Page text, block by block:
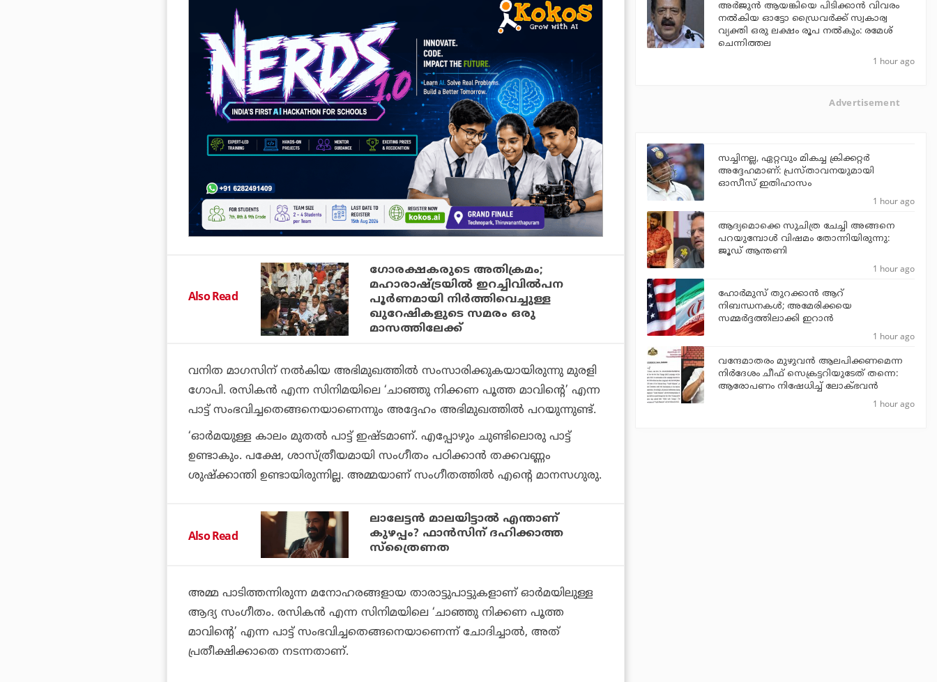
Also Read
ഗോരക്ഷകരുടെ അതിക്രമം;
മഹാരാഷ്ട്രയില്‍ ഇറച്ചിവില്‍പന
പൂര്‍ണമായി നിര്‍ത്തിവെച്ചുള്ള
ഖുറേഷികളുടെ സമരം ഒരു
മാസത്തിലേക്ക്
വനിത മാഗസിന് നല്‍കിയ അഭിമുഖത്തില്‍ സംസാരിക്കുകയായിരുന്നു മുരളി
ഗോപി. രസികന്‍ എന്ന സിനിമയിലെ ‘ചാഞ്ഞു നിക്കണ പൂത്ത മാവിന്റെ’ എന്ന
പാട്ട് സംഭവിച്ചതെങ്ങനെയാണെന്നും അദ്ദേഹം അഭിമുഖത്തില്‍ പറയുന്നുണ്ട്.
‘ഓര്‍മയുള്ള കാലം മുതല്‍ പാട്ട് ഇഷ്ടമാണ്. എപ്പോഴും ചുണ്ടിലൊരു പാട്ട്
ഉണ്ടാകും. പക്ഷേ, ശാസ്ത്രീയമായി സംഗീതം പഠിക്കാന്‍ തക്കവണ്ണം
ശുഷ്‌ക്കാന്തി ഉണ്ടായിരുന്നില്ല. അമ്മയാണ് സംഗീതത്തില്‍ എന്റെ മാനസഗുരു.
Also Read
ലാലേട്ടന്‍ മാലയിട്ടാല്‍ എന്താണ്
കുഴപ്പം? ഫാന്‍സിന് ദഹിക്കാത്ത
സ്‌ത്രൈണത
അമ്മ പാടിത്തന്നിരുന്ന മനോഹരങ്ങളായ താരാട്ടുപാട്ടുകളാണ് ഓര്‍മയിലുള്ള
ആദ്യ സംഗീതം. രസികന്‍ എന്ന സിനിമയിലെ ‘ചാഞ്ഞു നിക്കണ പൂത്ത
മാവിന്റെ’ എന്ന പാട്ട് സംഭവിച്ചതെങ്ങനെയാണെന്ന് ചോദിച്ചാല്‍, അത്
പ്രതീക്ഷിക്കാതെ നടന്നതാണ്.
അര്‍ജുന്‍ ആയങ്കിയെ പിടിക്കാന്‍ വിവരം
നല്‍കിയ ഓട്ടോ ഡ്രൈവര്‍ക്ക് സ്വകാര്വ
വ്യക്തി ഒരു ലക്ഷം രൂപ നല്‍കും: രമേശ്
ചെന്നിത്തല
1 hour ago
Advertisement
സച്ചിനല്ല, ഏറ്റവും മികച്ച ക്രിക്കറ്റര്‍
അദ്ദേഹമാണ്: പ്രസ്താവനയുമായി
ഓസീസ് ഇതിഹാസം
1 hour ago
ആദ്യമൊക്കെ സുചിത്ര ചേച്ചി അങ്ങനെ
പറയുമ്പോൾ വിഷമം തോന്നിയിരുന്നു:
ജൂഡ് ആന്തണി
1 hour ago
ഹോര്‍മുസ് തുറക്കാന്‍ ആറ്
നിബന്ധനകള്‍; അമേരിക്കയെ
സമ്മര്‍ദ്ദത്തിലാക്കി ഇറാന്‍
1 hour ago
വന്ദേമാതരം മുഴുവന്‍ ആലപിക്കണമെന്ന
നിര്‍ദേശം ചീഫ് സെക്രട്ടറിയുടേത് തന്നെ:
ആരോപണം നിഷേധിച്ച് ലോക്ഭവന്‍
1 hour ago